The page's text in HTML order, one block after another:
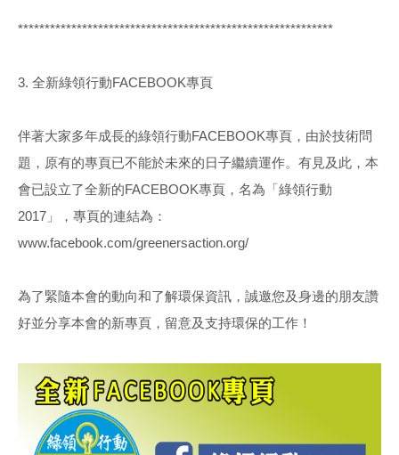
***********************************************************
3. 全新綠領行動FACEBOOK專頁
伴著大家多年成長的綠領行動FACEBOOK專頁，由於技術問
題，原有的專頁已不能於未來的日子繼續運作。有見及此，本
會已設立了全新的FACEBOOK專頁，名為「綠領行動
2017」，專頁的連結為：
www.facebook.com/greenersaction.org/
為了緊隨本會的動向和了解環保資訊，誠邀您及身邊的朋友讚
好並分享本會的新專頁，留意及支持環保的工作！